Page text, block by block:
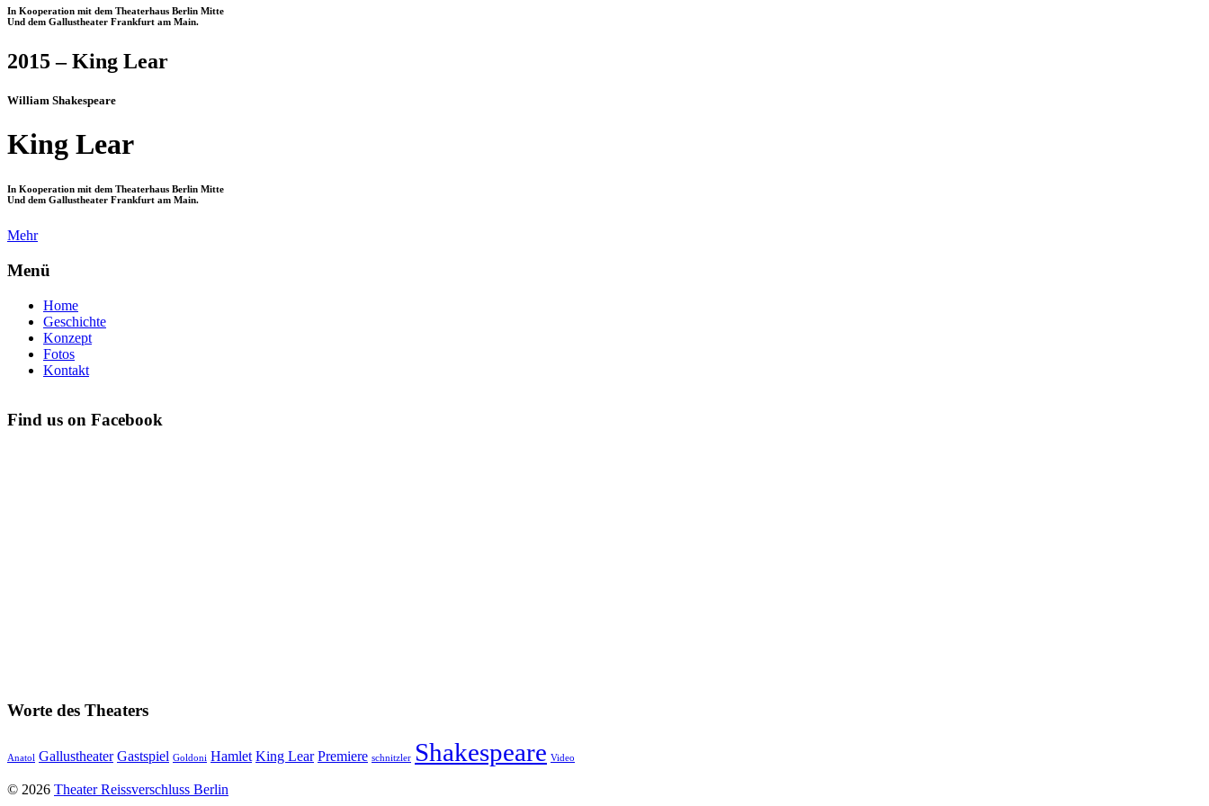
In Kooperation mit dem Theaterhaus Berlin Mitte
Und dem Gallustheater Frankfurt am Main.
2015 – King Lear
William Shakespeare
King Lear
In Kooperation mit dem Theaterhaus Berlin Mitte
Und dem Gallustheater Frankfurt am Main.
Mehr
Menü
Home
Geschichte
Konzept
Fotos
Kontakt
Find us on Facebook
Worte des Theaters
Anatol Gallustheater Gastspiel Goldoni Hamlet King Lear Premiere schnitzler Shakespeare Video
© 2026 Theater Reissverschluss Berlin